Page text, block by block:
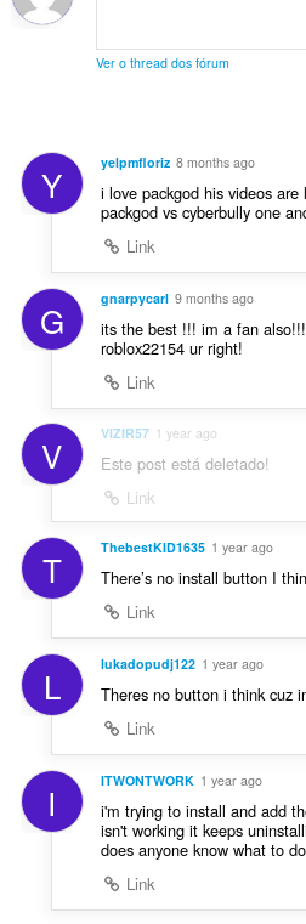
Ver o thread dos fórum
Y yelpmfloriz 8 months ago
i love packgod his videos
packgod vs cyberbully one
Link
G gnarpycarl 9 months ago
its the best !!! im a fan
roblox22154 ur right!
Link
V VIZIR57 1 year ago
Este post está deletado!
Link
T ThebestKID1635 1 year ago
There’s no install button I
Link
L lukadopudj122 1 year ago
Theres no button i think cuz
Link
I ITWONTWORK 1 year ago
i'm trying to install and add
isn't working it keeps
does anyone know what to do
Link